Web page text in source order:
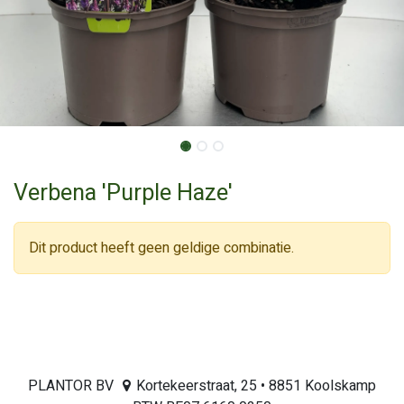
Verbena 'Purple Haze'
Dit product heeft geen geldige combinatie.
PLANTOR BV
Kortekeerstraat, 25 • 8851 Koolskamp